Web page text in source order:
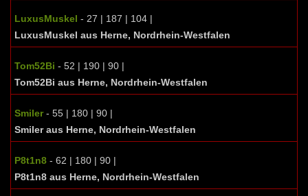
LuxusMuskel - 27 | 187 | 104 |
LuxusMuskel aus Herne, Nordrhein-Westfalen
Tom52Bi - 52 | 190 | 90 |
Tom52Bi aus Herne, Nordrhein-Westfalen
Smiler- 55 | 180 | 90 |
Smiler aus Herne, Nordrhein-Westfalen
P8t1n8 - 62 | 180 | 90 |
P8t1n8 aus Herne, Nordrhein-Westfalen